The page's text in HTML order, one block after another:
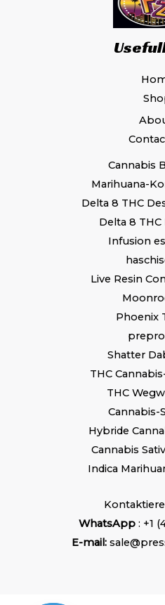
Cannabis
Marihuana-
Delta 8 THC
Delta 8
Infusion
Live Resin
Phoenix
Shatter
THC
THC
Cannabis-
Hybride
Cannabis
Indica
WhatsApp : +1
E-mail: